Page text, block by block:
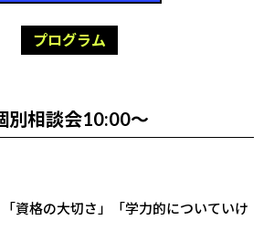
プログラム
別相談会10:00～
「資格の大切さ」「学力的についていけ